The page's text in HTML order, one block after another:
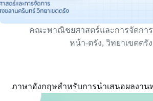
คณะพาณิชยศาสตร์และการจัดการ
หน้า-ตรัง,วิทยาเขตตรัง
ภาษาอังกฤษสำหรับการนำเสนอผลงาน